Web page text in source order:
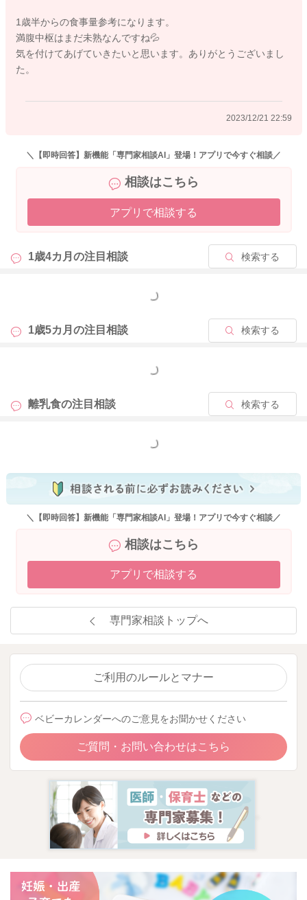
考えてあげてくださいね。まだ満腹中枢も発達段階なので、お
腹がいっぱいでも食べ物を欲することもあると思います。
好きなメニューの際におかわりをすることは悪くはないです
が、その日のそのほかの食事やおやつ量で調整してあげるとバ
この時期は成人女性の約半分量というのは１つの目安量になり
ださいね。
【１歳半～２歳の子供の１日の食事量目安】（３食＋おやつ）
主食 穀類 ２５０～３００ｇ
魚 ３０ｇ
大豆製品 ３０～４０ｇ
淡色野菜 ６０ｇ
きのこ・海藻類 １５～２０ｇ
牛乳・乳製品 ３００～４００ｇ
※１日の目安量ですが、３日間くらいを平均して補えていれば
ないです。
ょう。
1歳半からの食事量参考になります。
満腹中枢はまだ未熟なんですね💦
気を付けてあげていきたいと思います。ありがとうございまし
た。
2023/12/21 22:59
＼【即時回答】新機能「専門家相談AI」登場！アプリで今すぐ相談／
相談はこちら
アプリで相談する
1歳4カ月の注目相談 検索する
もっと見る
1歳5カ月の注目相談 検索する
もっと見る
離乳食の注目相談 検索する
もっと見る
＼【即時回答】新機能「専門家相談AI」登場！アプリで今すぐ相談／
相談はこちら
アプリで相談する
専門家相談トップへ
ご利用のルールとマナー
ベビーカレンダーへのご意見をお聞かせください
ご質問・お問い合わせはこちら